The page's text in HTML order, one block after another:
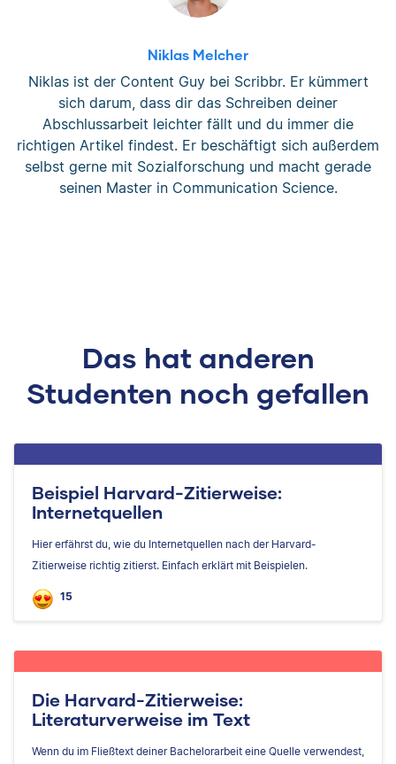
Niklas Melcher
Niklas ist der Content Guy bei Scribbr. Er kümmert
sich darum, dass dir das Schreiben deiner
Abschlussarbeit leichter fällt und du immer die
richtigen Artikel findest. Er beschäftigt sich außerdem
selbst gerne mit Sozialforschung und macht gerade
seinen Master in Communication Science.
Das hat anderen
Studenten noch gefallen
Beispiel Harvard-Zitierweise:
Internetquellen
Hier erfährst du, wie du Internetquellen nach der Harvard-
Zitierweise richtig zitierst. Einfach erklärt mit Beispielen.
15
Die Harvard-Zitierweise:
Literaturverweise im Text
Wenn du im Fließtext deiner Bachelorarbeit eine Quelle verwendest,